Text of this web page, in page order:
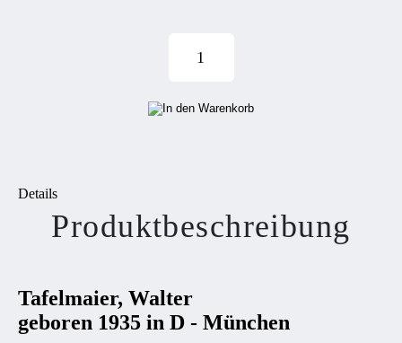
Details
Produktbeschreibung
Tafelmaier, Walter
geboren 1935 in D - München